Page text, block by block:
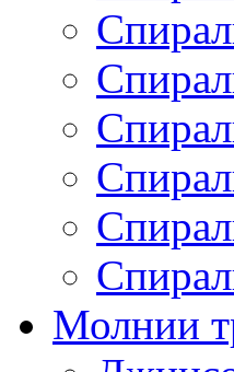
Молнии